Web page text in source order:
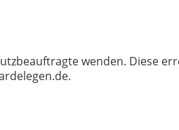
wenden. Diese